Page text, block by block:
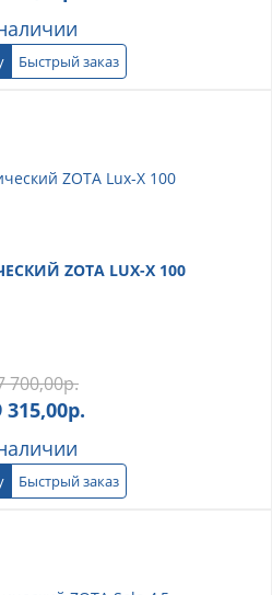
Быстрый заказ
ZOTA LUX-X 100
700,00р.
315,00р.
Быстрый заказ